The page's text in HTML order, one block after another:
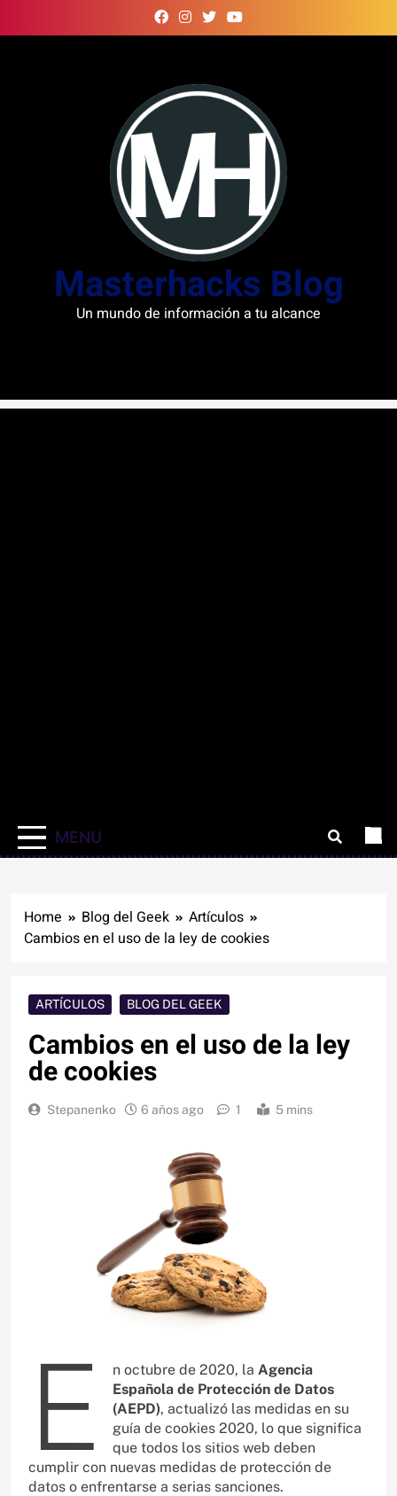
to
Masterhacks Blog
Un mundo de información a tu alcance
MENU
Home Blog del Geek
Artículos
Cambios en el uso de la ley de cookies
ARTÍCULOS BLOG DEL GEEK
Cambios en el uso de la ley
de cookies
Stepanenko 6 años ago 1 5 mins
E n octubre de 2020, laAgencia
Española de Protección de Datos
(AEPD), actualizó las medidas en su
guía de cookies 2020, lo que significa
que todos los sitios web deben
cumplir con nuevas medidas de protección de
datos o enfrentarse a serias sanciones.